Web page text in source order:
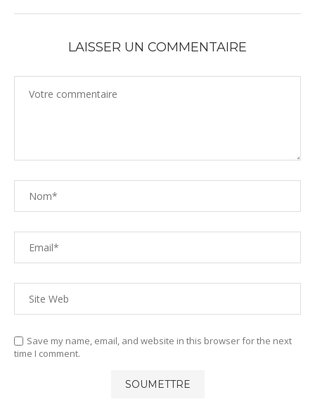
LAISSER UN COMMENTAIRE
Save my name, email, and website in this browser for the next
time I comment.